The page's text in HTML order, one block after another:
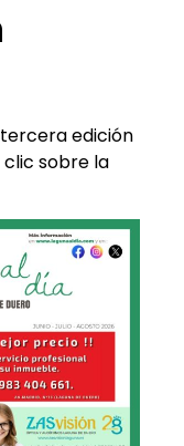
edición
clic sobre la